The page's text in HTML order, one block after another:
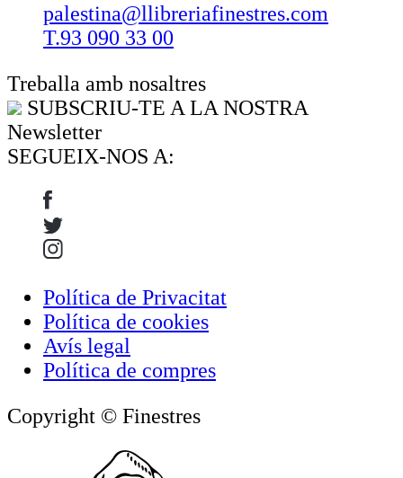
palestina@llibreriafinestres.com
T.93 090 33 00
Treballa amb nosaltres
SUBSCRIU-TE A LA NOSTRA
Newsletter
SEGUEIX-NOS A:
Política de Privacitat
Política de cookies
Avís legal
Política de compres
Copyright © Finestres